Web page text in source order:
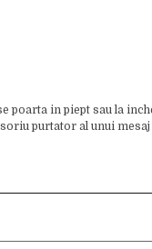
in piept sau la
purtator al unui